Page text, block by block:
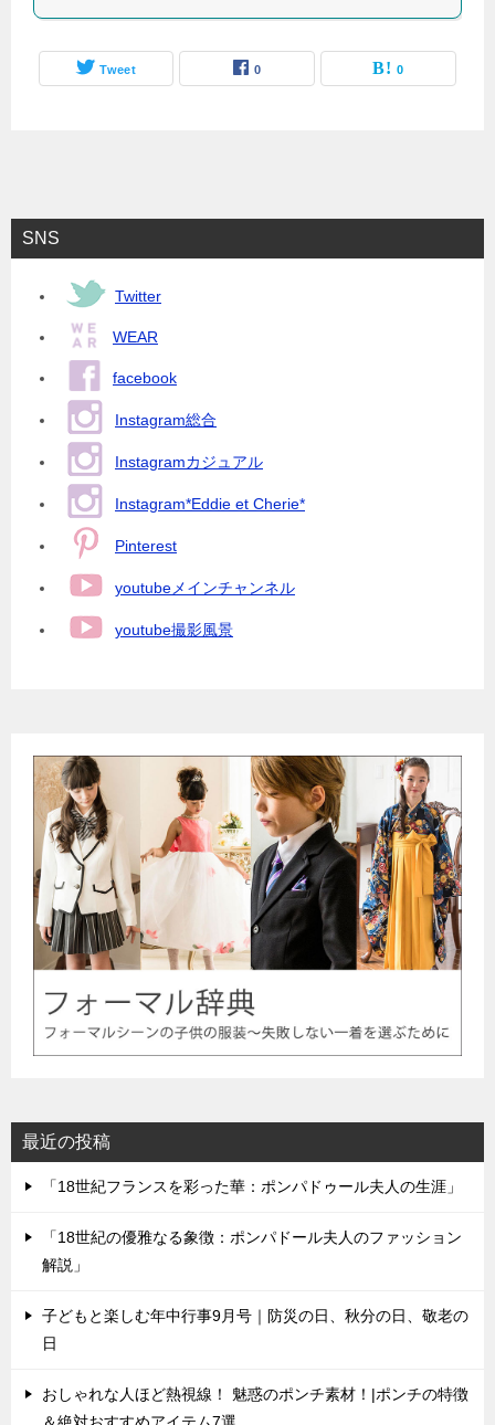
Tweet 0 0
SNS
Twitter
WEAR
facebook
Instagram総合
Instagramカジュアル
Instagram*Eddie et Cherie*
Pinterest
youtubeメインチャンネル
youtube撮影風景
最近の投稿
「18世紀フランスを彩った華：ポンパドゥール夫人の生涯」
「18世紀の優雅なる象徴：ポンパドール夫人のファッション
解説」
子どもと楽しむ年中行事9月号｜防災の日、秋分の日、敬老の
日
おしゃれな人ほど熱視線！ 魅惑のポンチ素材！|ポンチの特徴
＆絶対おすすめアイテム7選